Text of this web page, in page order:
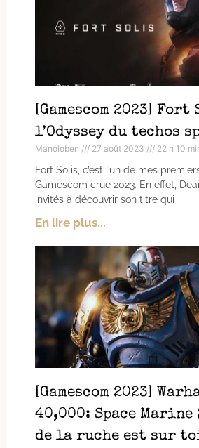
[Gamescom 2023]
l’Odyssey du techos
Manoloben 27 août 2023 22 h 10
Fort Solis, c’est l’un de mes
Gamescom crue 2023. En effet,
invités à découvrir son titre qui
En lire plus...
[Gamescom 2023]
40,000: Space
de la ruche est sur